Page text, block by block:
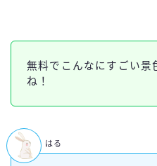
無料でこんなにすごい景
ね！
はる